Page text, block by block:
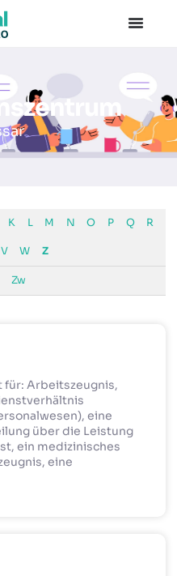
K L M N O P Q R
V W Z
Zw
für: Arbeitszeugnis,
eine
über die Leistung
ein medizinisches
eine